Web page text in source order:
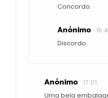
Concordo.
Anónimo
Discordo.
Anónimo 17:01
Uma bela